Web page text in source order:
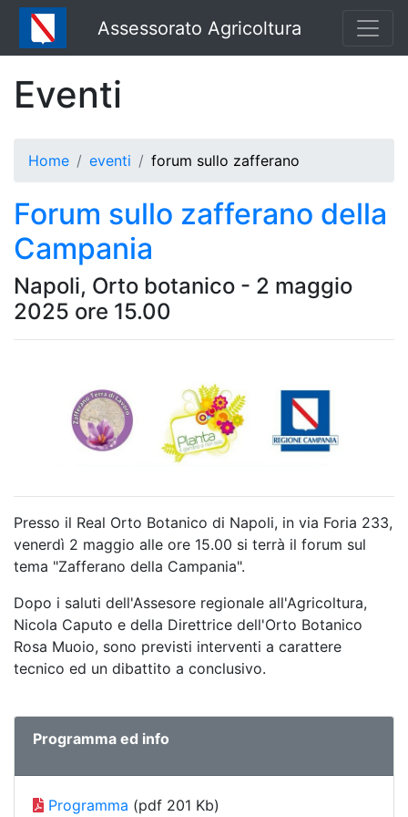
Assessorato Agricoltura
Eventi
Home eventi forum sullo zafferano
Forum sullo zafferano della
Campania
Napoli, Orto botanico - 2 maggio
2025 ore 15.00
Presso il Real Orto Botanico di Napoli, in via Foria 233,
venerdì 2 maggio alle ore 15.00 si terrà il forum sul
tema "Zafferano della Campania".
Dopo i saluti dell'Assesore regionale all'Agricoltura,
Nicola Caputo e della Direttrice dell'Orto Botanico
Rosa Muoio, sono previsti interventi a carattere
tecnico ed un dibattito a conclusivo.
Programma ed info
Programma (pdf 201 Kb)